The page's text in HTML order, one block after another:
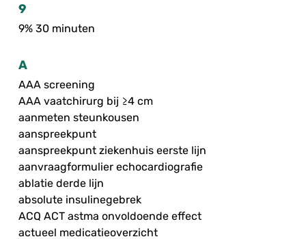
9
9% 30 minuten
A
AAA screening
AAA vaatchirurg bij ≥4 cm
aanmeten steunkousen
aanspreekpunt
aanspreekpunt ziekenhuis eerste lijn
aanvraagformulier echocardiografie
ablatie derde lijn
absolute insulinegebrek
ACQ ACT astma onvoldoende effect
actueel medicatieoverzicht